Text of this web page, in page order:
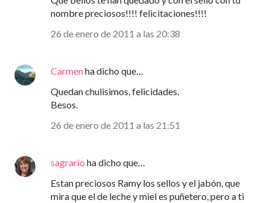
nombre preciosos!!!! felicitaciones!!!!
26 de enero de 2011 a las 20:38
Carmenha dicho que…
Quedan chulisimos, felicidades.
Besos.
26 de enero de 2011 a las 21:51
sagrario ha dicho que…
Estan preciosos Ramy los sellos y el jabón, que
mira que el de leche y miel es puñetero, pero a ti